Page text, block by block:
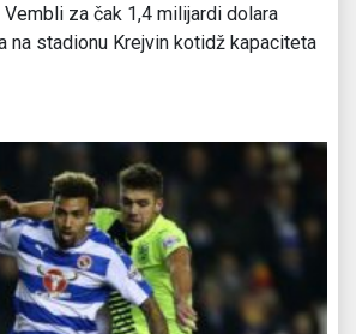
za čak 1,4 milijardi dolara
na stadionu Krejvin kotidž kapaciteta